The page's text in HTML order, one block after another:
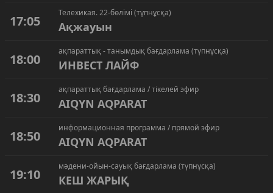
17:05
Телехикая. 22-бөлімі (түпнұсқа)
Ақжауын
18:00
ақпараттық - танымдық бағдарлама (түпнұсқа)
ИНВЕСТ ЛАЙФ
18:30
ақпараттық бағдарлама / тікелей эфир
AIQYN AQPARAT
18:50
информационная программа / прямой эфир
AIQYN AQPARAT
19:10
мәдени-ойын-сауық бағдарлама (түпнұсқа)
КЕШ ЖАРЫҚ